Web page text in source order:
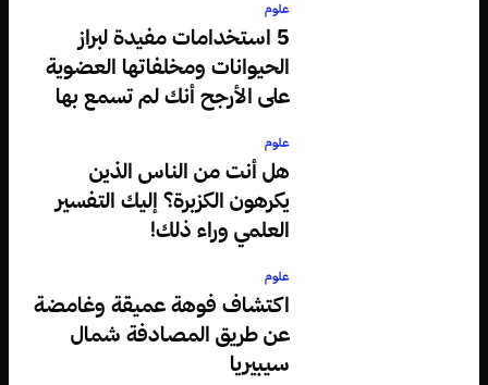
علوم
5 استخدامات مفيدة لبراز
الحيوانات ومخلفاتها العضوية
على الأرجح أنك لم تسمع بها
علوم
هل أنت من الناس الذين
يكرهون الكزبرة؟ إليك التفسير
العلمي وراء ذلك!
علوم
اكتشاف فوهة عميقة وغامضة
عن طريق المصادفة شمال
سيبيريا